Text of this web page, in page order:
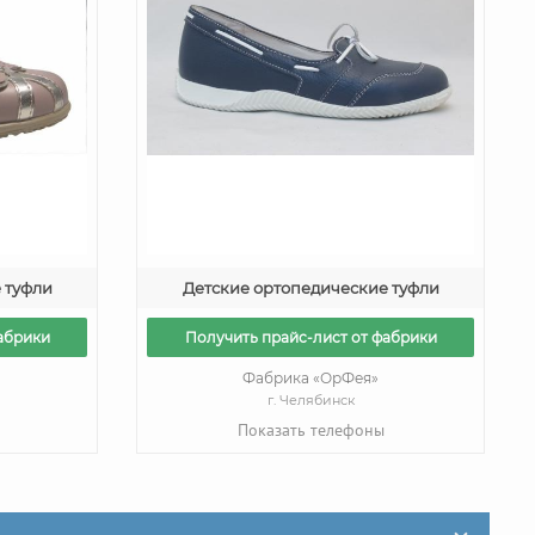
туфли Детские ортопедические туфли
Получить прайс-лист от фабрики
Фабрика «ОрФея»
г. Челябинск
Показать телефоны